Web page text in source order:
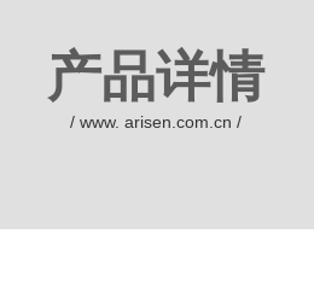
产品详情
/ www. arisen.com.cn /